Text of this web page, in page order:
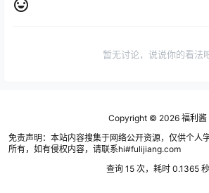
暂无讨论，说说你的看法
Copyright © 2026 福利酱
免责声明：本站内容搜集于网络公开资源，仅供个人
所有，如有侵权内容，请联系hi#fulijiang.com
查询 15 次，耗时 0.1365 秒